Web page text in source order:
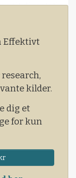
til dieselolie
Jens Chr.
i
Effektivt
kilder.
dig et
for kun